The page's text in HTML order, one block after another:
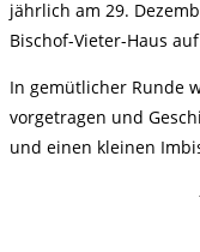
jährlich am 29.
Bischof-Vieter-Haus
In gemütlicher Runde
vorgetragen und
und einen kleinen